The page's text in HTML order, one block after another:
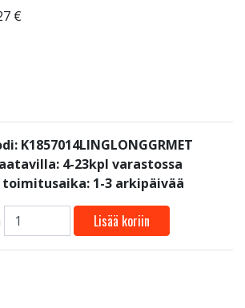
€
K1857014LINGLONGGRMET
4-23kpl varastossa
1-3 arkipäivää
Lisää koriin